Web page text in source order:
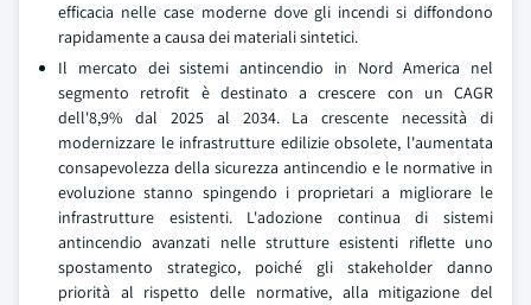
efficacia nelle case moderne dove gli incendi si diffondono
rapidamente a causa dei materiali sintetici.
Il mercato dei sistemi antincendio in Nord America nel
segmento retrofit è destinato a crescere con un CAGR
dell'8,9% dal 2025 al 2034. La crescente necessità di
modernizzare le infrastrutture edilizie obsolete, l'aumentata
consapevolezza della sicurezza antincendio e le normative in
evoluzione stanno spingendo i proprietari a migliorare le
infrastrutture esistenti. L'adozione continua di sistemi
antincendio avanzati nelle strutture esistenti riflette uno
spostamento strategico, poiché gli stakeholder danno
priorità al rispetto delle normative, alla mitigazione del